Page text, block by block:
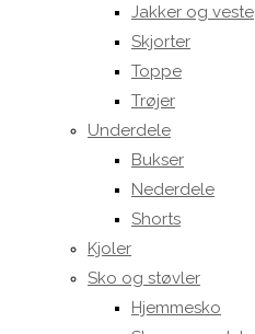
Jakker og veste
Skjorter
Toppe
Trøjer
Underdele
Bukser
Nederdele
Shorts
Kjoler
Sko og støvler
Hjemmesko